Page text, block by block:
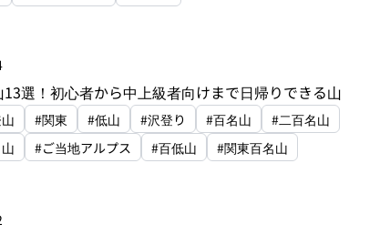
選！初心者から中上級者向けまで日帰りできる山
#関東 #低山 #沢登り #百名山
#二百名山
#ご当地アルプス #百低山 #関東百名山